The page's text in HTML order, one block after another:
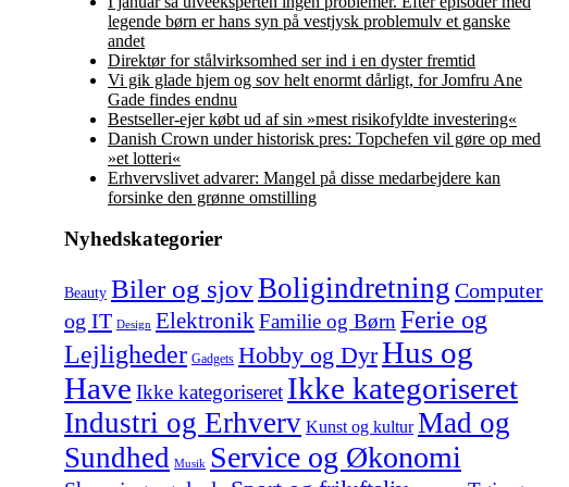
legende børn er hans syn på vestjysk problemulv et ganske
andet
Direktør for stålvirksomhed ser ind i en dyster fremtid
Vi gik glade hjem og sov helt enormt dårligt, for Jomfru Ane
Gade findes endnu
Bestseller-ejer købt ud af sin »mest risikofyldte investering«
Danish Crown under historisk pres: Topchefen vil gøre op med
»et lotteri«
Erhvervslivet advarer: Mangel på disse medarbejdere kan
forsinke den grønne omstilling
Nyhedskategorier
Beauty Biler og sjovBoligindretning Computer
og IT Design ElektronikFamilie og Børn Ferie og
Lejligheder Gadgets Hobby og DyrHus og
Have Ikke kategoriseret Ikke kategoriseret
Industri og Erhverv Kunst og kultur Mad og
Sundhed Musik Service og Økonomi